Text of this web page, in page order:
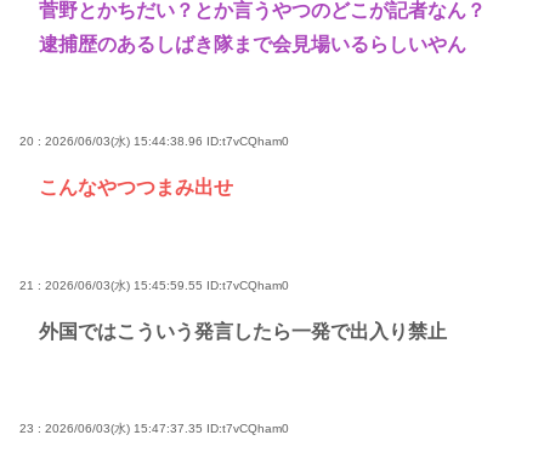
菅野とかちだい？とか言うやつのどこが記者なん？
逮捕歴のあるしばき隊まで会見場いるらしいやん
20 : 2026/06/03(水) 15:44:38.96 ID:t7vCQham0
こんなやつつまみ出せ
21 : 2026/06/03(水) 15:45:59.55 ID:t7vCQham0
外国ではこういう発言したら一発で出入り禁止
23 : 2026/06/03(水) 15:47:37.35 ID:t7vCQham0